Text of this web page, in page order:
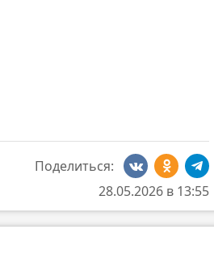
Поделиться:
28.05.2026 в 13:55